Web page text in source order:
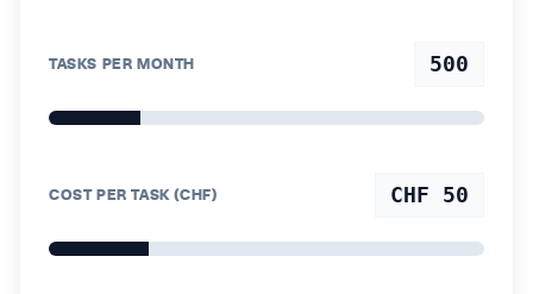
TASKS PER MONTH 500
COST PER TASK (CHF) CHF 50